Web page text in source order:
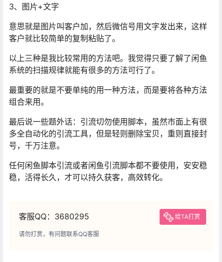
3、图片+文字
意思就是图片叫客户加，然后微信号用文字发出来，这样
客户就比较简单的复制粘贴了。
以上三种是我比较常用的方法吧。我觉得只要了解了闲鱼
系统的扫描规律就能有很多的方法可行了。
最重要的就是不要单纯的用一种方法，而是要将各种方法
组合来用。
最后说一些题外话：引流切勿使用脚本，虽然市面上有很
多全自动化的引流工具，但是轻则删除宝贝，重则直接封
号，千万注意。
任何闲鱼脚本引流或者闲鱼引流脚本都不要使用，安安稳
稳，活得长久，才可以持久获客，高效转化。
客服QQ：3680295 给TA打赏
请勿打赏，有问题联系QQ客服